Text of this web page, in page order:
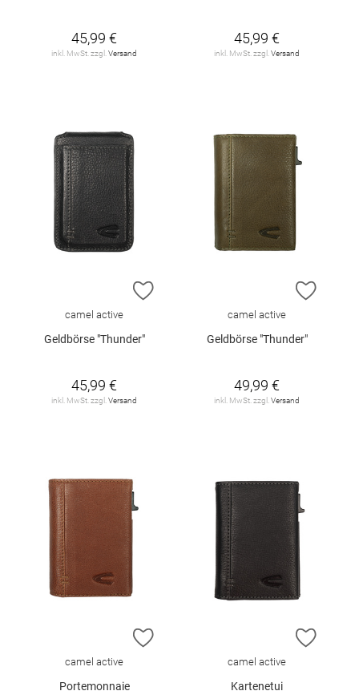
45,99 €
inkl. MwSt. zzgl. Versand
45,99 €
inkl. MwSt. zzgl. Versand
ZUR WUNSCHLISTE HINZUFÜGEN
camel active
Geldbörse "Thunder"
45,99 €
inkl. MwSt. zzgl. Versand
ZUR
camel active
Geldbörse "Thunder"
49,99 €
inkl. MwSt. zzgl. Versand
ZUR WUNSCHLISTE HINZUFÜGEN
camel active
Portemonnaie
ZUR
camel active
Kartenetui